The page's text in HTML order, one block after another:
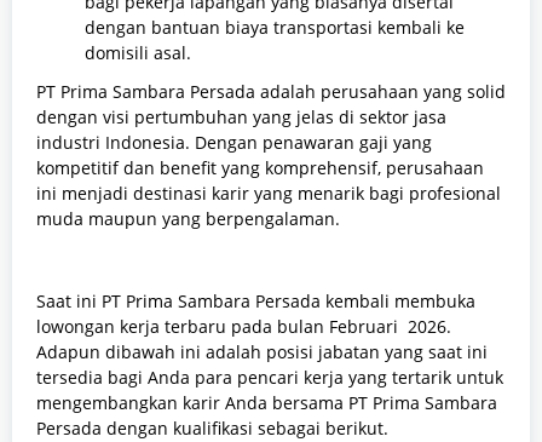
dengan bantuan biaya transportasi kembali ke
domisili asal.
PT Prima Sambara Persada adalah perusahaan yang solid
dengan visi pertumbuhan yang jelas di sektor jasa
industri Indonesia. Dengan penawaran gaji yang
kompetitif dan benefit yang komprehensif, perusahaan
ini menjadi destinasi karir yang menarik bagi profesional
muda maupun yang berpengalaman.
Saat ini PT Prima Sambara Persada kembali membuka
lowongan kerja terbaru pada bulan Februari 2026.
Adapun dibawah ini adalah posisi jabatan yang saat ini
tersedia bagi Anda para pencari kerja yang tertarik untuk
mengembangkan karir Anda bersama PT Prima Sambara
Persada dengan kualifikasi sebagai berikut.